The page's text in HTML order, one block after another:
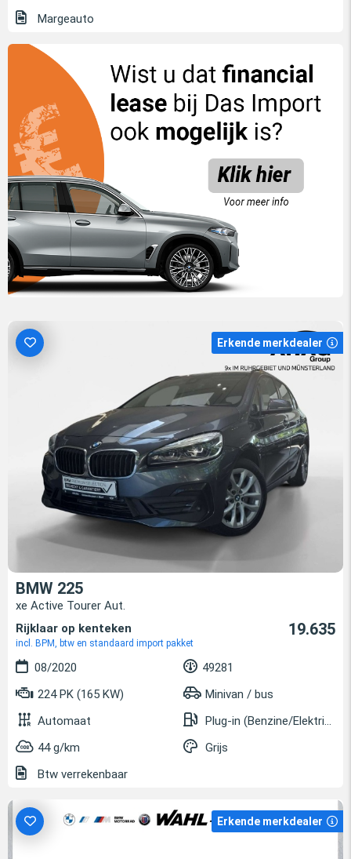
Margeauto
Erkende merkdealer
BMW 225
xe Active Tourer Aut.
Rijklaar op kenteken
incl. BPM, btw en standaard import pakket
19.635
08/2020
49281
224 PK (165 KW)
Minivan / bus
Automaat
Plug-in (Benzine/Elektrisch)
44 g/km
Grijs
Btw verrekenbaar
Erkende merkdealer